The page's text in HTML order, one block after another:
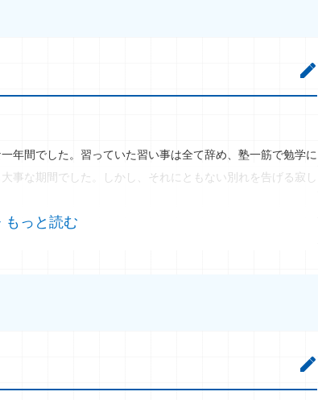
年間でした。習っていた習い事は全て辞め、塾一筋で勉学に
事な期間でした。しかし、それにともない別れを告げる寂し